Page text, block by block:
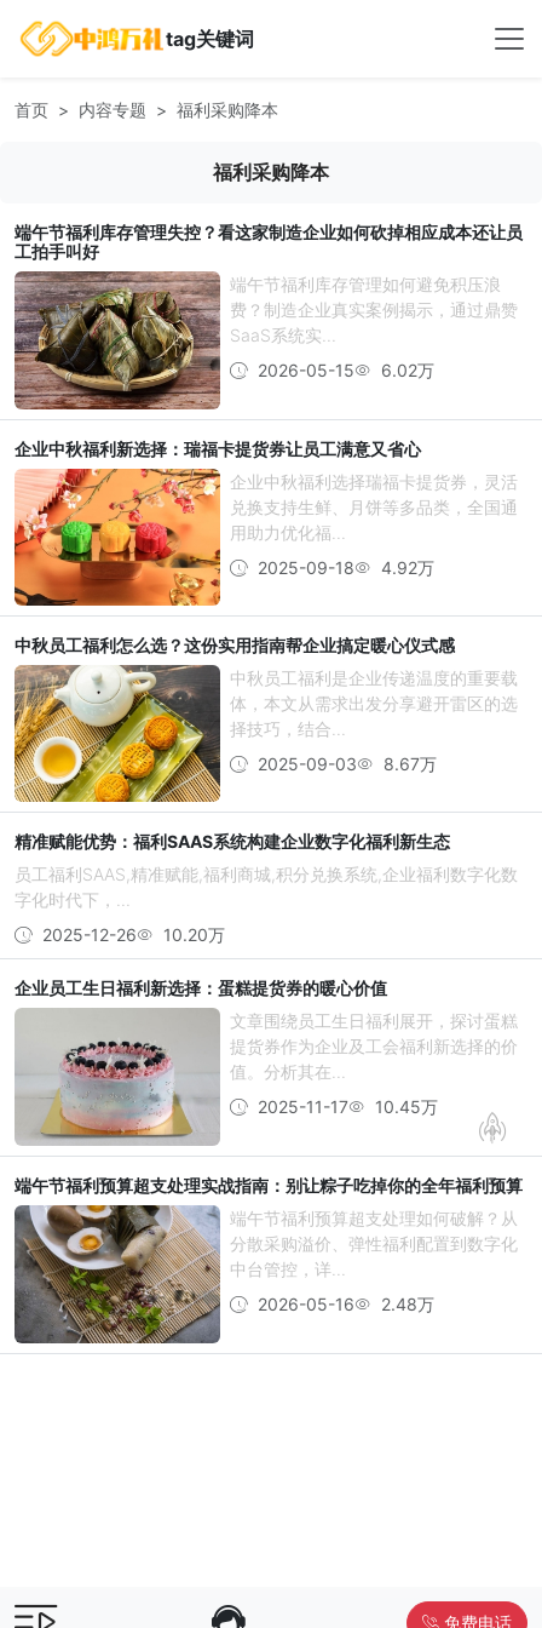
tag关键词
首页 内容专题 福利采购降本
福利采购降本
端午节福利库存管理失控？看这家制造企业如何砍掉相应成本还让员
工拍手叫好
端午节福利库存管理如何避免积压浪
费？制造企业真实案例揭示，通过鼎赞
SaaS系统实...
2026-05-15
6.02万
企业中秋福利新选择：瑞福卡提货券让员工满意又省心
企业中秋福利选择瑞福卡提货券，灵活
兑换支持生鲜、月饼等多品类，全国通
用助力优化福...
2025-09-18
4.92万
中秋员工福利怎么选？这份实用指南帮企业搞定暖心仪式感
中秋员工福利是企业传递温度的重要载
体，本文从需求出发分享避开雷区的选
择技巧，结合...
2025-09-03
8.67万
精准赋能优势：福利SAAS系统构建企业数字化福利新生态
员工福利SAAS,精准赋能,福利商城,积分兑换系统,企业福利数字化数
字化时代下，...
2025-12-26
10.20万
企业员工生日福利新选择：蛋糕提货券的暖心价值
文章围绕员工生日福利展开，探讨蛋糕
提货券作为企业及工会福利新选择的价
值。分析其在...
2025-11-17
10.45万
端午节福利预算超支处理实战指南：别让粽子吃掉你的全年福利预算
端午节福利预算超支处理如何破解？从
分散采购溢价、弹性福利配置到数字化
中台管控，详...
2026-05-16
2.48万
免费电话